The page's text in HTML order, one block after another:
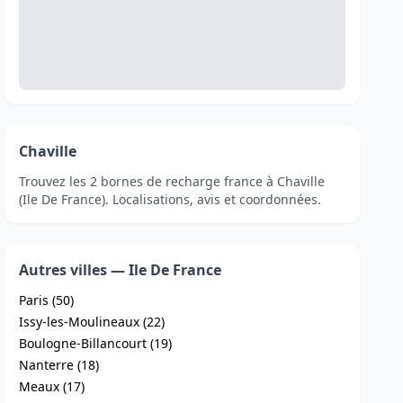
Chaville
Trouvez les 2 bornes de recharge france à Chaville
(Ile De France). Localisations, avis et coordonnées.
Autres villes — Ile De France
Paris (50)
Issy-les-Moulineaux (22)
Boulogne-Billancourt (19)
Nanterre (18)
Meaux (17)